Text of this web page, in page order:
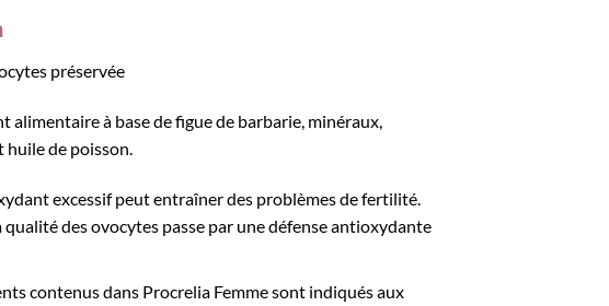
préservée
alimentaire à base de figue de barbarie, minéraux,
huile de poisson.
excessif peut entraîner des problèmes de fertilité.
qualité des ovocytes passe par une défense antioxydante
contenus dans Procrelia Femme sont indiqués aux